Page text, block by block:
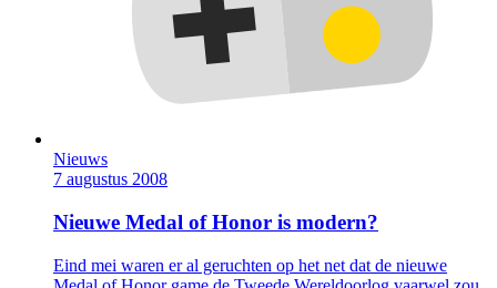
Nieuws
7 augustus 2008
Nieuwe Medal of Honor is modern?
Eind mei waren er al geruchten op het net dat de nieuwe